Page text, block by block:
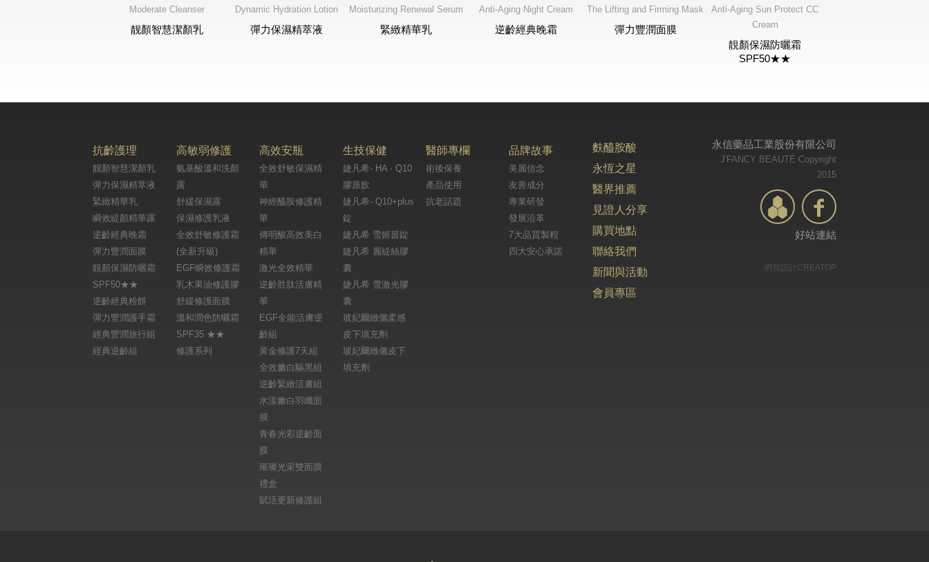
Moderate Cleanser
靓顏智慧潔顏乳
Dynamic Hydration Lotion
彈力保濕精萃液
Moisturizing Renewal Serum
緊緻精華乳
Anti-Aging Night Cream
逆齡經典晚霜
The Lifting and Firming Mask
彈力豐潤面膜
Anti-Aging Sun Protect CC
Cream
靚顏保濕防曬霜
SPF50★★
抗齡護理
靓顏智慧潔顏乳
彈力保濕精萃液
緊緻精華乳
瞬效緹顏精華露
逆齡經典晚霜
彈力豐潤面膜
靚顏保濕防曬霜
SPF50★★
逆齡經典粉餅
彈力豐潤護手霜
經典豐潤旅行組
經典逆齡組
高敏弱修護
氨基酸溫和洗顏
露
舒緩保濕露
保濕修護乳液
全效舒敏修護霜
(全新升級)
EGF瞬效修護霜
乳木果油修護膠
舒緩修護面膜
溫和潤色防曬霜
SPF35 ★★
修護系列
高效安瓶
全效舒敏保濕精
華
神經醯胺修護精
華
傳明酸高效美白
精華
激光全效精華
逆齡胜肽活膚精
華
EGF全能活膚逆
齡組
黃金修護7天組
全效嫩白驅黑組
逆齡緊緻活膚組
水漾嫩白羽纖面
膜
青春光彩逆齡面
膜
璀璨光采雙面膜
禮盒
賦活更新修護組
生技保健
婕凡希- HA · Q10
膠原飲
婕凡希- Q10+plus
錠
婕凡希 雪姬茵錠
婕凡希 麗緹絲膠
囊
婕凡希 雪激光膠
囊
玻妃爾緻儷柔感
皮下填充劑
玻妃爾緻儷皮下
填充劑
醫師專欄
術後保養
產品使用
抗老話題
品牌故事
美麗信念
友善成分
專業研發
發展沿革
7大品質製程
四大安心承諾
麩醯胺酸
永恆之星
醫界推薦
見證人分享
購買地點
聯絡我們
新聞與活動
會員專區
永信藥品工業股份有限公司
J'FANCY BEAUTÉ Copyright
2015
好站連結
網頁設計CREATOP